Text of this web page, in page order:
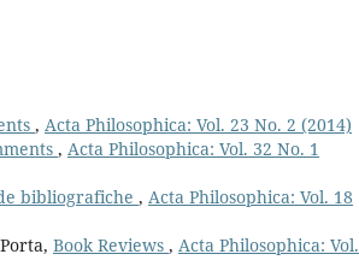
, Acta Philosophica: Vol. 23 No. 2 (2014)
, Acta Philosophica: Vol. 32 No. 1
bibliografiche , Acta Philosophica: Vol. 18
Book Reviews , Acta Philosophica: Vol.